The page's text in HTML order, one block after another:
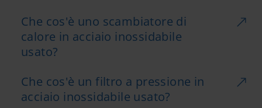
Che cos'è uno scambiatore di
calore in acciaio inossidabile
usato?
Che cos'è un filtro a pressione in
acciaio inossidabile usato?